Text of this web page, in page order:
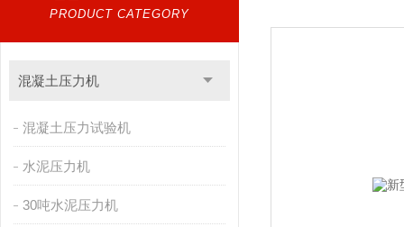
PRODUCT CATEGORY
混凝土压力机
混凝土压力试验机
水泥压力机
30吨水泥压力机